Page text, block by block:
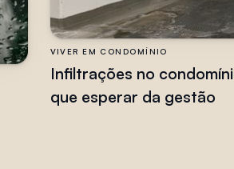
VIVER EM CONDOMÍNIO
Infiltrações no
que esperar da gestão